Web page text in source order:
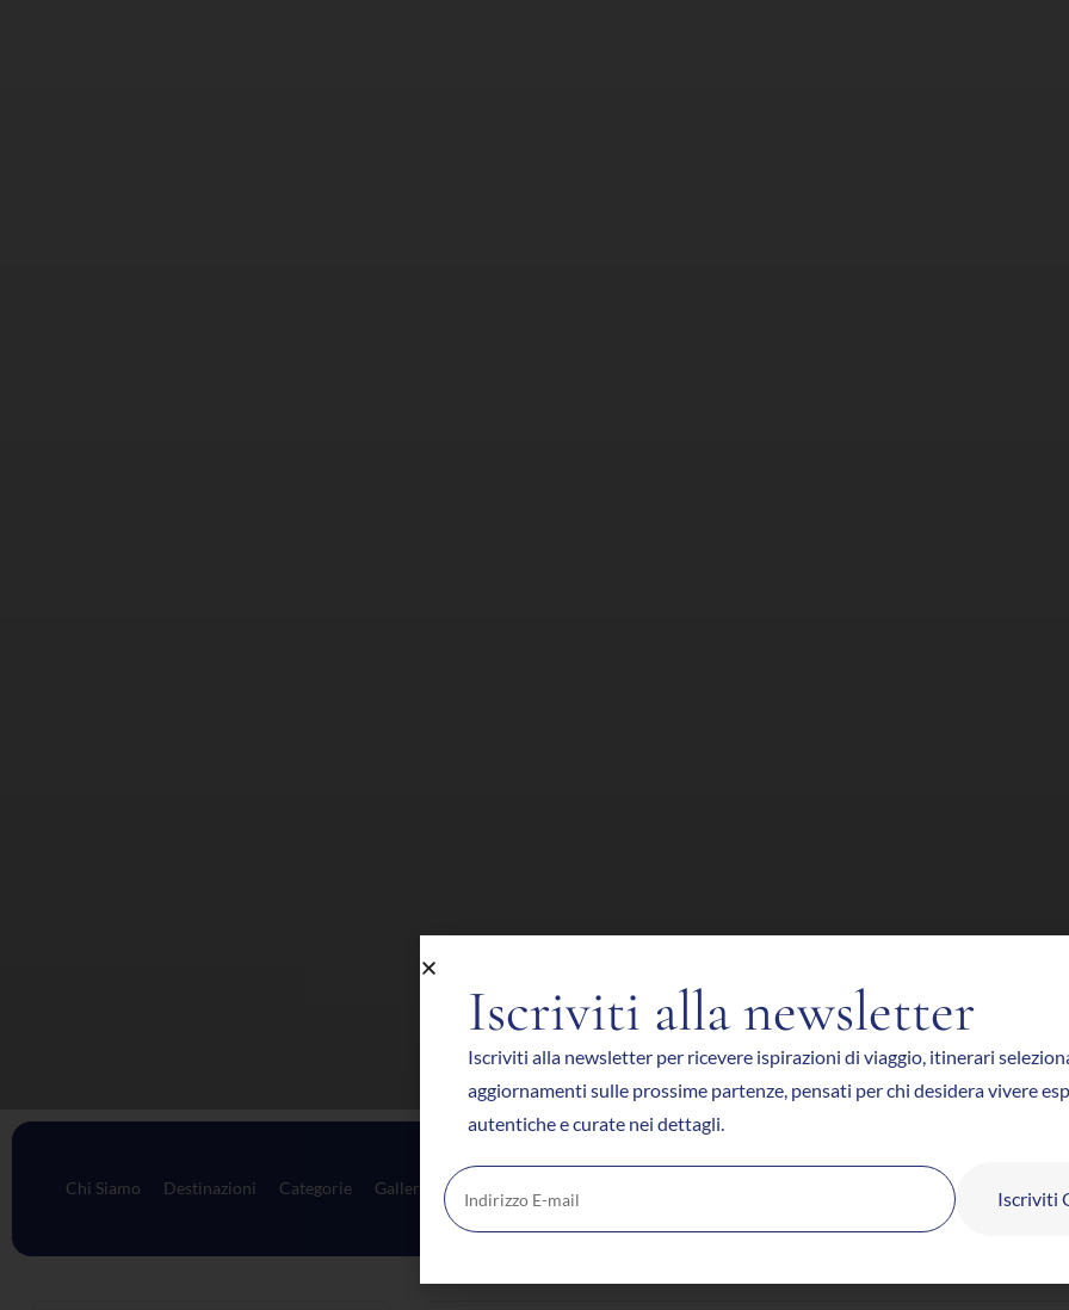
Chi Siamo Destinazioni Categorie Galleria Blog Diventa
Iscriviti alla newsletter
Iscriviti alla newsletter per ricevere ispirazioni di viaggio, itinerari
aggiornamenti sulle prossime partenze, pensati per chi desidera vivere
autentiche e curate nei dettagli.
Iscriviti